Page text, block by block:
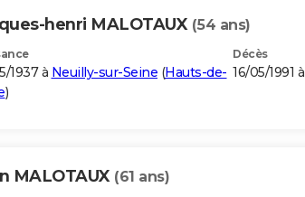
henri MALOTAUX (54 ans)
1937 à Neuilly-sur-Seine (Hauts-de-
)
Décès
16/05/1991 à
MALOTAUX (61 ans)